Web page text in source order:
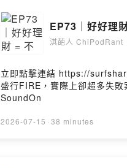
EP73｜好好理
淇葩人 ChiPodRant
立即點擊連結 https://surfshark.com/drachi 或
盛行FIRE，實際上卻超多失
SoundOn
2026-07-15 · 38 minutes